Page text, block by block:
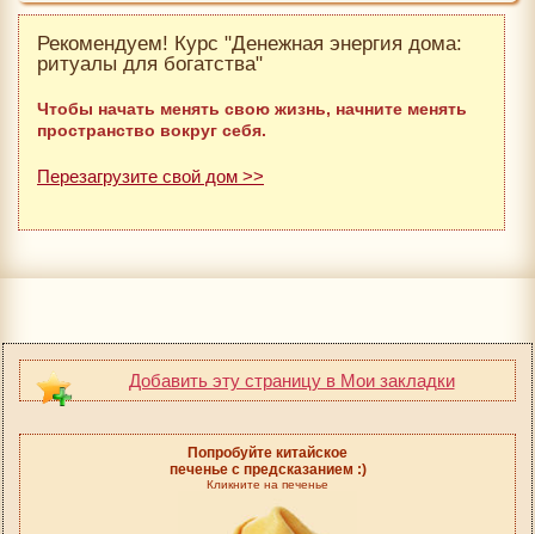
Рекомендуем! Курс "Денежная энергия дома:
ритуалы для богатства"
Чтобы начать менять свою жизнь, начните менять
пространство вокруг себя.
Перезагрузите свой дом >>
Добавить эту страницу в Мои закладки
Попробуйте китайское
печенье с предсказанием :)
Кликните на печенье